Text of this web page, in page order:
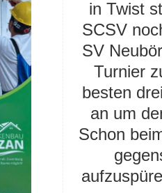
in Twist
SCSV
SV
Turnier
besten
an um
Schon